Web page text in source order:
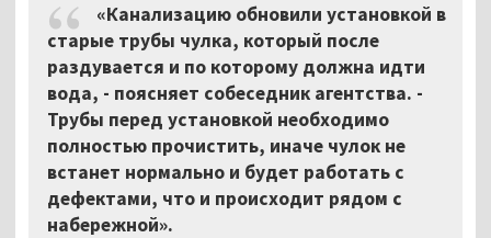
«Канализацию обновили установкой в
старые трубы чулка, который после
раздувается и по которому должна идти
вода, - поясняет собеседник агентства. -
Трубы перед установкой необходимо
полностью прочистить, иначе чулок не
встанет нормально и будет работать с
дефектами, что и происходит рядом с
набережной».